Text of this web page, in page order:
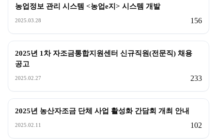
농업정보 관리 시스템 <농업e지> 시스템 개발
2025.03.28 156
2025년 1차 자조금통합지원센터 신규직원(전문직) 채용
공고
2025.02.27 233
2025년 농산자조금 단체 사업 활성화 간담회 개최 안내
2025.02.11 102